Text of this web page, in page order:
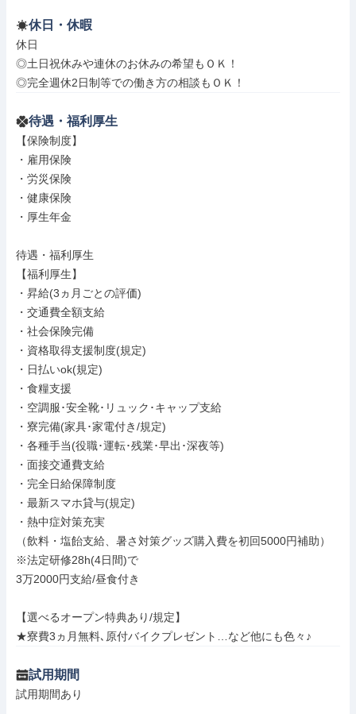
休日・休暇
休日
◎土日祝休みや連休のお休みの希望もＯＫ！
◎完全週休2日制等での働き方の相談もＯＫ！
待遇・福利厚生
【保険制度】
・雇用保険
・労災保険
・健康保険
・厚生年金
待遇・福利厚生
【福利厚生】
・昇給(3ヵ月ごとの評価)
・交通費全額支給
・社会保険完備
・資格取得支援制度(規定)
・日払いok(規定)
・食糧支援
・空調服･安全靴･リュック･キャップ支給
・寮完備(家具･家電付き/規定)
・各種手当(役職･運転･残業･早出･深夜等)
・面接交通費支給
・完全日給保障制度
・最新スマホ貸与(規定)
・熱中症対策充実
（飲料・塩飴支給、暑さ対策グッズ購入費を初回5000円補助）
※法定研修28h(4日間)で
3万2000円支給/昼食付き
【選べるオープン特典あり/規定】
★寮費3ヵ月無料､原付バイクプレゼント…など他にも色々♪
試用期間
試用期間あり